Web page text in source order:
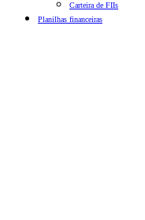
Carteira de FIIs
Planilhas financeiras